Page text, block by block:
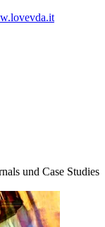
und Case Studies